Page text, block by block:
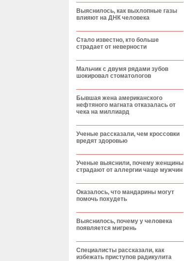
Выяснилось, как выхлопные газы
влияют на ДНК человека
Стало известно, кто больше
страдает от неверности
Мальчик с двумя рядами зубов
шокировал стоматологов
Бывшая жена американского
нефтяного магната отказалась от
чека на миллиард
Ученые рассказали, чем кроссовки
вредят здоровью
Ученые выяснили, почему женщины
страдают от аллергии чаще мужчин
Оказалось, что мандарины могут
помочь похудеть
Выяснилось, почему у человека
появляется мигрень
Специалисты рассказали, как
избежать приступов радикулита